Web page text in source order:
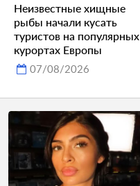
Неизвестные хищные
рыбы начали кусать
туристов на популярных
курортах Европы
07/08/2026